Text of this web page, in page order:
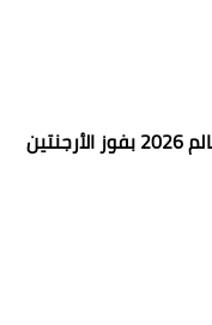
رغم حالة الجدل التحكيمي الواسع والغضب الجماهيري بعد نهاية المباراة الماراثونية في دور الـ16 من كأس العالم 2026 بفوز الأرجنتين